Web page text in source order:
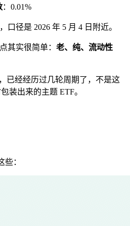
：0.01%
口径是 2026 年 5 月 4 日附近。
其实很简单： 老、纯、流动性
已经经历过几轮周期了，不是这
装出来的主题 ETF。
：